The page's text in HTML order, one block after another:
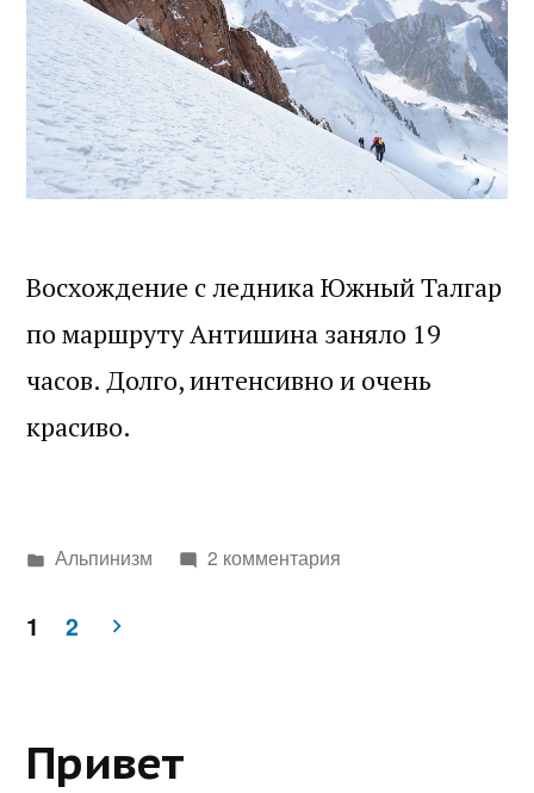
Восхождение с ледника Южный Талгар
по маршруту Антишина заняло 19
часов. Долго, интенсивно и очень
красиво.
Написано
Альпинизм 2 комментария
Пагинация
1 2
Привет